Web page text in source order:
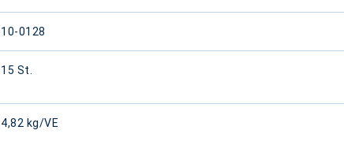
10-0128
15 St.
4,82 kg/VE